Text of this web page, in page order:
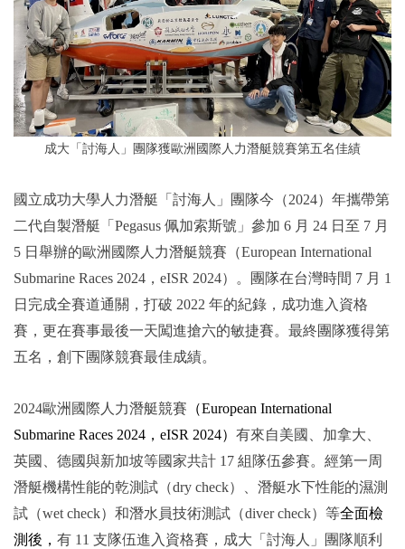
成大「討海人」團隊獲歐洲國際人力潛艇競賽第五名佳績
國立成功大學人力潛艇「討海人」團隊今（2024）年攜帶第
二代自製潛艇「Pegasus 佩加索斯號」參加 6 月 24 日至 7 月
5 日舉辦的歐洲國際人力潛艇競賽（European International
Submarine Races 2024，eISR 2024）。團隊在台灣時間 7 月 1
日完成全賽道通關，打破 2022 年的紀錄，成功進入資格
賽，更在賽事最後一天闖進搶六的敏捷賽。最終團隊獲得第
五名，創下團隊競賽最佳成績。
2024歐洲國際人力潛艇競賽 （European International
Submarine Races 2024，eISR 2024） 有來自美國、加拿大、
英國、德國與新加坡等國家共計 17 組隊伍參賽。經第一周
潛艇機構性能的乾測試（dry check）、潛艇水下性能的濕測
試（wet check）和潛水員技術測試（diver check）等全面檢
測後， 有 11 支隊伍進入資格賽，成大「討海人」團隊順利